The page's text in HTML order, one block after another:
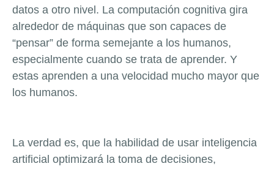
datos a otro nivel. La computación cognitiva gira
alrededor de máquinas que son capaces de
“pensar” de forma semejante a los humanos,
especialmente cuando se trata de aprender. Y
estas aprenden a una velocidad mucho mayor que
los humanos.
La verdad es, que la habilidad de usar inteligencia
artificial optimizará la toma de decisiones,